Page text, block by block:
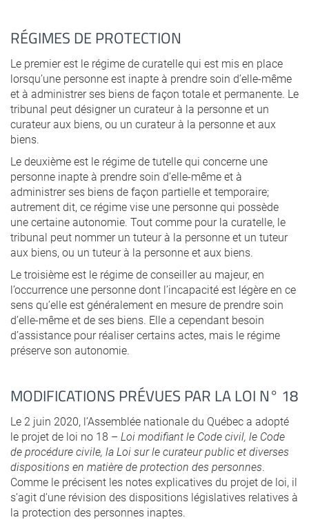
RÉGIMES DE PROTECTION
Le premier est le régime de curatelle qui est mis en place
lorsqu’une personne est inapte à prendre soin d’elle-même
et à administrer ses biens de façon totale et permanente. Le
tribunal peut désigner un curateur à la personne et un
curateur aux biens, ou un curateur à la personne et aux
biens.
Le deuxième est le régime de tutelle qui concerne une
personne inapte à prendre soin d’elle-même et à
administrer ses biens de façon partielle et temporaire;
autrement dit, ce régime vise une personne qui possède
une certaine autonomie. Tout comme pour la curatelle, le
tribunal peut nommer un tuteur à la personne et un tuteur
aux biens, ou un tuteur à la personne et aux biens.
Le troisième est le régime de conseiller au majeur, en
l’occurrence une personne dont l’incapacité est légère en ce
sens qu’elle est généralement en mesure de prendre soin
d’elle-même et de ses biens. Elle a cependant besoin
d’assistance pour réaliser certains actes, mais le régime
préserve son autonomie.
MODIFICATIONS PRÉVUES PAR LA LOI N° 18
Le 2 juin 2020, l’Assemblée nationale du Québec a adopté
le projet de loi no 18 – Loi modifiant le Code civil, le Code
de procédure civile, la Loi sur le curateur public et diverses
dispositions en matière de protection des personnes.
Comme le précisent les notes explicatives du projet de loi, il
s’agit d’une révision des dispositions législatives relatives à
la protection des personnes inaptes.